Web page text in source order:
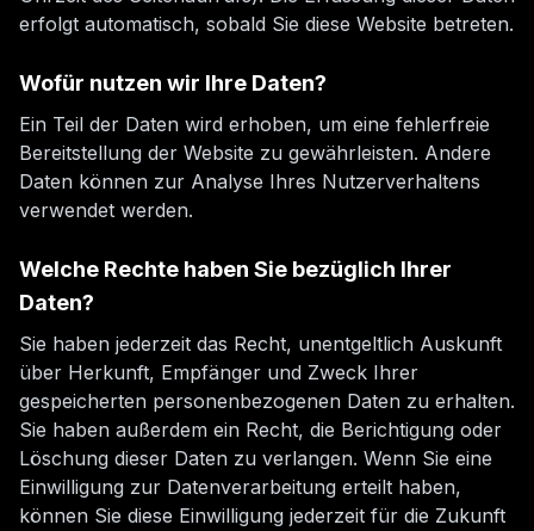
erfolgt automatisch, sobald Sie diese Website betreten.
Wofür nutzen wir Ihre Daten?
Ein Teil der Daten wird erhoben, um eine fehlerfreie
Bereitstellung der Website zu gewährleisten. Andere
Daten können zur Analyse Ihres Nutzerverhaltens
verwendet werden.
Welche Rechte haben Sie bezüglich Ihrer
Daten?
Sie haben jederzeit das Recht, unentgeltlich Auskunft
über Herkunft, Empfänger und Zweck Ihrer
gespeicherten personenbezogenen Daten zu erhalten.
Sie haben außerdem ein Recht, die Berichtigung oder
Löschung dieser Daten zu verlangen. Wenn Sie eine
Einwilligung zur Datenverarbeitung erteilt haben,
können Sie diese Einwilligung jederzeit für die Zukunft